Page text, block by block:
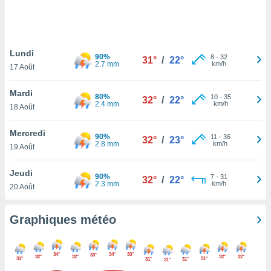
pas
de
à
cas,
que
sur le
ne
Lundi
17 Août
90%
2.7 mm
31° / 22° 8- 32
km/h
Mardi
18 Août
80%
2.4 mm
32° / 22° 10- 35
km/h
Mercredi
19 Août
90%
2.8 mm
32° / 23° 11 - 36
km/h
Jeudi
20 Août
90%
2.3 mm
32° / 22° 7- 31
km/h
Graphiques météo
31° 32° 34° 32° 33° 34°
33°
31°
31° 31° 31° 32° 32°